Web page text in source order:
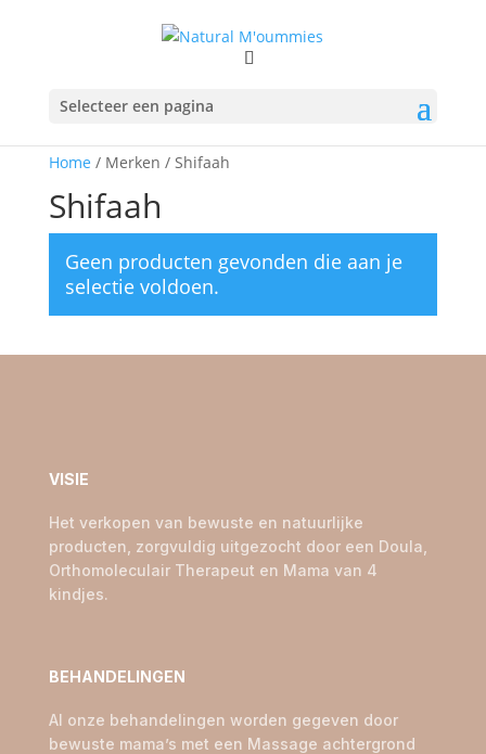
Selecteer een pagina
Home / Merken / Shifaah
Shifaah
Geen producten gevonden die aan je
selectie voldoen.
VISIE
Het verkopen van bewuste en natuurlijke
producten, zorgvuldig uitgezocht door een Doula,
Orthomoleculair Therapeut en Mama van 4
kindjes.
BEHANDELINGEN
Al onze behandelingen worden gegeven door
bewuste mama’s met een Massage achtergrond